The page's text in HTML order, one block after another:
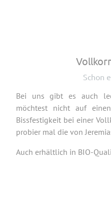
Schon
Bei uns gibt es auch
möchtest nicht auf
Bissfestigkeit bei einer
probier mal die von
Auch erhältlich in BIO-